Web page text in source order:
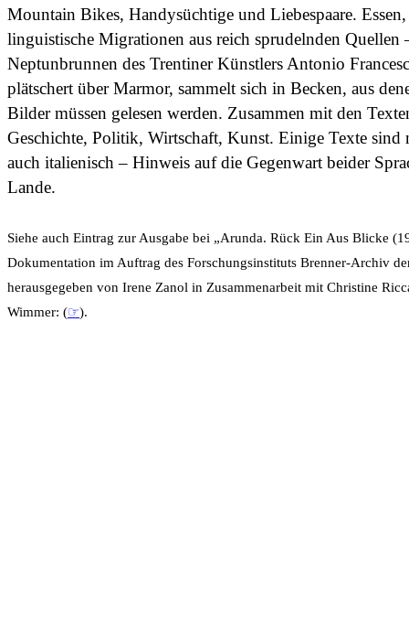
Mountain Bikes, Handysüchtige und Liebespaare.
linguistische Migrationen aus reich sprudelnden Quellen
Neptunbrunnen des Trentiner Künstlers Antonio
plätschert über Marmor, sammelt sich in Becken, aus
Bilder müssen gelesen werden. Zusammen mit den
Geschichte, Politik, Wirtschaft, Kunst. Einige Texte sind
auch italienisch – Hinweis auf die Gegenwart beider
Lande.
Siehe auch Eintrag zur Ausgabe bei „Arunda. Rück Ein Aus Blicke
Dokumentation im Auftrag des Forschungsinstituts Brenner-Archiv
herausgegeben von Irene Zanol in Zusammenarbeit mit Christine
Wimmer: (☞).